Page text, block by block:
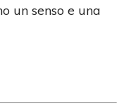
un senso e una